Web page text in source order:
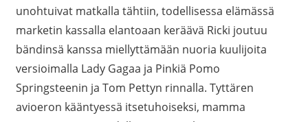
unohtuivat matkalla tähtiin, todellisessa elämässä
marketin kassalla elantoaan keräävä Ricki joutuu
bändinsä kanssa miellyttämään nuoria kuulijoita
versioimalla Lady Gagaa ja Pinkiä Pomo
Springsteenin ja Tom Pettyn rinnalla. Tyttären
avioeron kääntyessä itsetuhoiseksi, mamma